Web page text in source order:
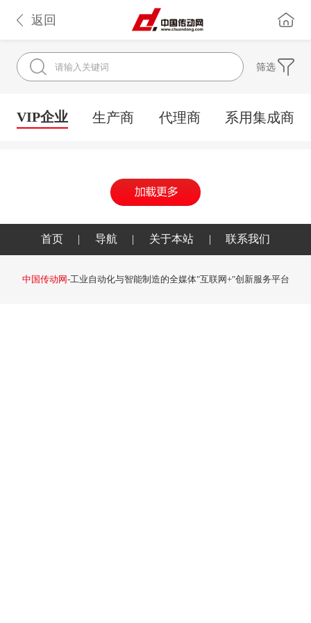
返回
筛选
VIP企业 生产商 代理商 系用集成商
首页 | 导航 | 关于本站 | 联系我们
中国传动网-工业自动化与智能制造的全媒体"互联网+"创新服务平台